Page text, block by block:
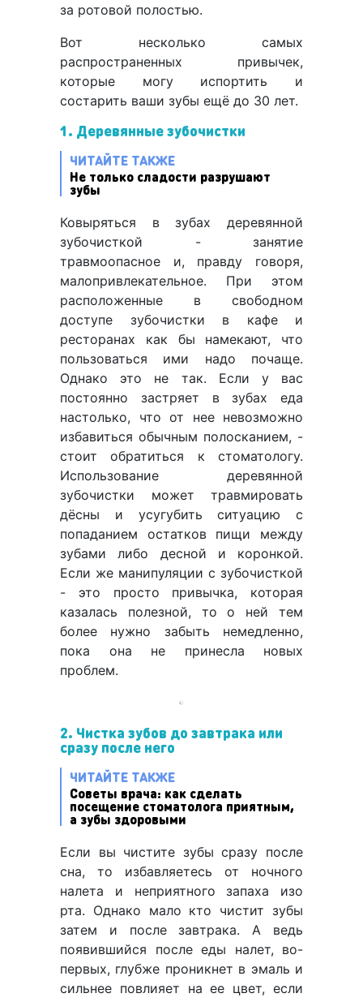
за ротовой полостью.
Вот несколько самых
распространенных привычек,
которые могу испортить и
состарить ваши зубы ещё до 30 лет.
1. Деревянные зубочистки
ЧИТАЙТЕ ТАКЖЕ
Не только сладости разрушают
зубы
Ковыряться в зубах деревянной
зубочисткой - занятие
травмоопасное и, правду говоря,
малопривлекательное. При этом
расположенные в свободном
доступе зубочистки в кафе и
ресторанах как бы намекают, что
пользоваться ими надо почаще.
Однако это не так. Если у вас
постоянно застряет в зубах еда
настолько, что от нее невозможно
избавиться обычным полосканием, -
стоит обратиться к стоматологу.
Использование деревянной
зубочистки может травмировать
дёсны и усугубить ситуацию с
попаданием остатков пищи между
зубами либо десной и коронкой.
Если же манипуляции с зубочисткой
- это просто привычка, которая
казалась полезной, то о ней тем
более нужно забыть немедленно,
пока она не принесла новых
проблем.
2. Чистка зубов до завтрака или
сразу после него
ЧИТАЙТЕ ТАКЖЕ
Советы врача: как сделать
посещение стоматолога приятным,
а зубы здоровыми
Если вы чистите зубы сразу после
сна, то избавляетесь от ночного
налета и неприятного запаха изо
рта. Однако мало кто чистит зубы
затем и после завтрака. А ведь
появившийся после еды налет, во-
первых, глубже проникнет в эмаль и
сильнее повлияет на ее цвет, если